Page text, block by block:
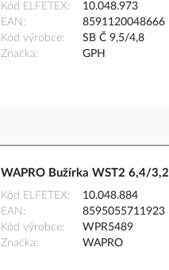
Kód ELFETEX
10.048.973
EAN
8591120048666
Kód výrobce
SB Č 9,5/4,8
Značka
GPH
WAPRO Bužírka WST2 6,4/
Kód ELFETEX
10.048.884
EAN
8595055711923
Kód výrobce
WPR5489
Značka
WAPRO